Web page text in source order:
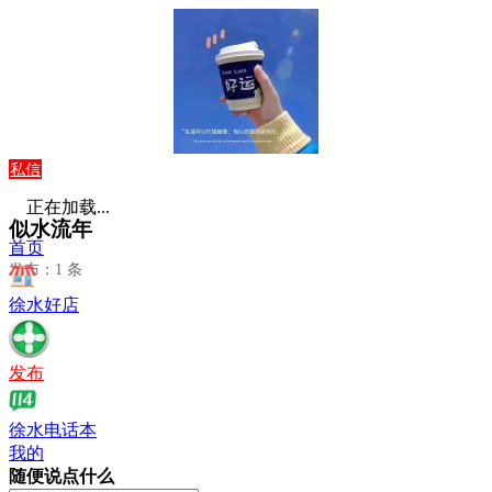
私信
似水流年
发布：1 条
正在加载...
首页
徐水好店
发布
徐水电话本
我的
随便说点什么